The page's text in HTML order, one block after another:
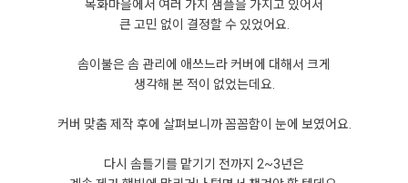
목화마을에서 여러 가지 샘플을 가지고 있어서
큰 고민 없이 결정할 수 있었어요.
솜이불은 솜 관리에 애쓰느라 커버에 대해서 크게
생각해 본 적이 없었는데요.
커버 맞춤 제작 후에 살펴보니까 꼼꼼함이 눈에 보였어요.
다시 솜틀기를 맡기기 전까지 2~3년은